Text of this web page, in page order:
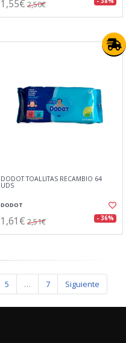
1,55€ 2,50€
DODOT TOALLITAS RECAMBIO 64
UDS
DODOT
1,61€ 2,51€ - 36%
5 … 7 Siguiente